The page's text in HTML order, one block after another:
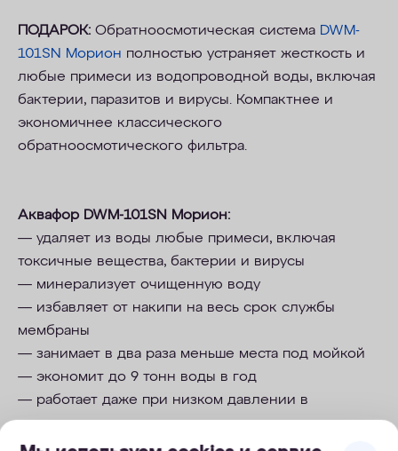
ПОДАРОК: Обратноосмотическая система DWM-
101SN Морион полностью устраняет жесткость и
любые примеси из водопроводной воды, включая
бактерии, паразитов и вирусы. Компактнее и
экономичнее классического
обратноосмотического фильтра.
Аквафор DWM-101SN Морион:
— удаляет из воды любые примеси, включая
токсичные вещества, бактерии и вирусы
— минерализует очищенную воду
— избавляет от накипи на весь срок службы
мембраны
— занимает в два раза меньше места под мойкой
— экономит до 9 тонн воды в год
— работает даже при низком давлении в
водопроводе